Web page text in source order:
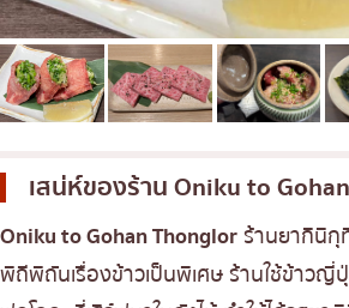
โอเด้ง/เมนูตุ๋นสไตล์ญี่ปุ่น
อาหารชุด/อาหารญี่ปุ่นสไตล์โฮมคุกกิ้ง
เบนโตะ/บริการส่งอาหารญี่ปุ่น
ปทุมธานี
สมุทรสาคร
ภูเก็ต
ธนิยะ
พระราม 3
พระราม4
เสน่ห์ของร้านOniku to
Oniku to Gohan Thonglorร้านยากินิกุ
พิถีพิถันเรื่องข้าวเป็นพิเศษ ร้านใช้ข้าว